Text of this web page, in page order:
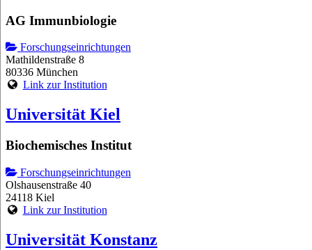
AG Immunbiologie
Forschungseinrichtungen
Mathildenstraße 8
80336 München
Link zur Institution
Universität Kiel
Biochemisches Institut
Forschungseinrichtungen
Olshausenstraße 40
24118 Kiel
Link zur Institution
Universität Konstanz